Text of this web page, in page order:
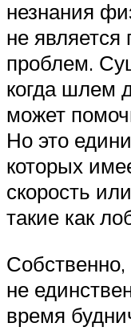
незнания
не является
проблем.
когда шлем
может
Но это
которых
скорость
такие как
не
время